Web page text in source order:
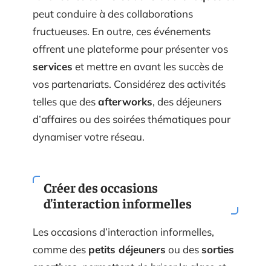
favorise les conversations authentiques
et
peut conduire à des collaborations
fructueuses. En outre, ces événements
offrent une plateforme pour présenter vos
services
et mettre en avant les succès de
vos partenariats. Considérez des activités
telles que des afterworks , des déjeuners
d’affaires ou des soirées thématiques pour
dynamiser votre réseau.
Créer des occasions
d’interaction informelles
Les occasions d’interaction informelles,
comme des petits déjeuners ou des sorties